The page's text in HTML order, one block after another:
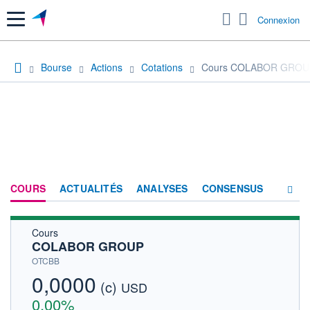
Menu Connexion
Bourse Actions Cotations Cours COLABOR
COURS ACTUALITÉS ANALYSES CONSENSUS
Cours
COLABOR GROUP
OTCBB
0,0000 (c) USD
0,00%